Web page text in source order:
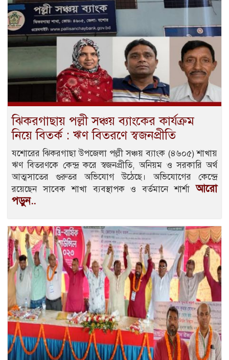
ঝিকরগাছায় পল্লী সঞ্চয় ব্যাংকের কার্যক্রম
নিয়ে বিতর্ক : ঋণ বিতরণে স্বজনপ্রীতি
যশোরের ঝিকরগাছা উপজেলা পল্লী সঞ্চয় ব্যাংক (৪৬০৫) শাখায়
ঋণ বিতরণকে কেন্দ্র করে স্বজনপ্রীতি, অনিয়ম ও সরকারি অর্থ
আত্মসাতের গুরুতর অভিযোগ উঠেছে। অভিযোগের কেন্দ্রে
রয়েছেন সাবেক শাখা ব্যবস্থাপক ও বর্তমানে শার্শাআরো
পড়ুন..